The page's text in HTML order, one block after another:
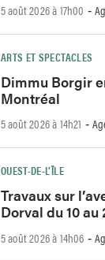
5 août 2026 à 17h00 -
ARTS ET SPECTACLES
Dimmu Borgir
Montréal
5 août 2026 à 14h21 -
OUEST-DE-L’ÎLE
Travaux sur
Dorval du 10 au
5 août 2026 à 14h06 -